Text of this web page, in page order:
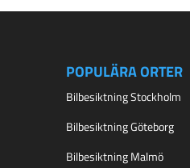
POPULÄRA ORTER
Bilbesiktning Stockholm
Bilbesiktning Göteborg
Bilbesiktning Malmö